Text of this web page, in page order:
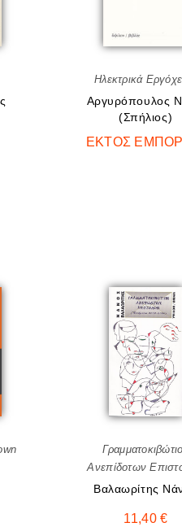
Ηλεκτρικά
Αργυρόπουλος
(Σπήλιος)
ΕΚΤΌΣ
Ανεπίδοτων
Βαλαωρίτης
11,40€